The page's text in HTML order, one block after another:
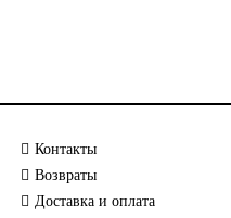
Контакты
Возвраты
Доставка и оплата